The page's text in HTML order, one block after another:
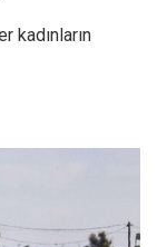
kadınların